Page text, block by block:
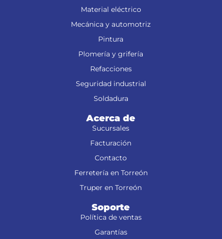
Material eléctrico
Mecánica y automotriz
Pintura
Plomería y grifería
Refacciones
Seguridad industrial
Soldadura
Acerca de
Sucursales
Facturación
Contacto
Ferretería en Torreón
Truper en Torreón
Soporte
Política de ventas
Garantías